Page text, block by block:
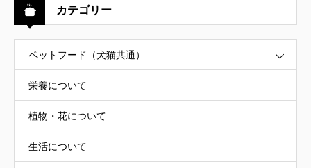
カテゴリー
ペットフード（犬猫共通）
栄養について
植物・花について
生活について